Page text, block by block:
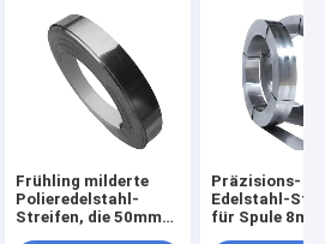
Frühling milderte
Polieredelstahl-
Streifen, die 50mm
Präzisions-
Edelstahl-
für Spule